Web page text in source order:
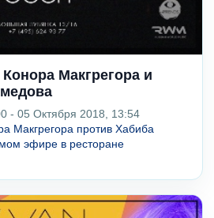
Макгрегора и
- 05 Октября 2018, 13:54
Макгрегора против Хабиба
эфире в ресторане